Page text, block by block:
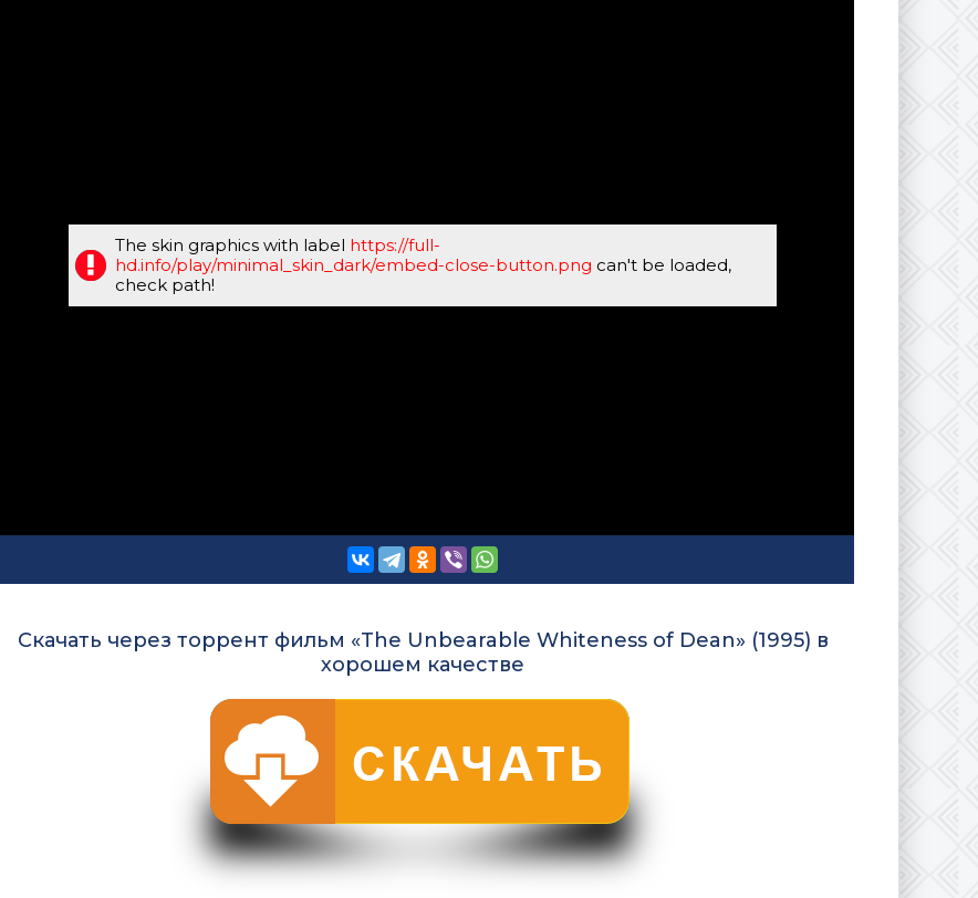
The skin graphics with label https://full-
hd.info/play/minimal_skin_dark/embed-close-button.png can't be loaded,
check path!
Скачать через торрент фильм «The Unbearable Whiteness of Dean» (1995) в
хорошем качестве